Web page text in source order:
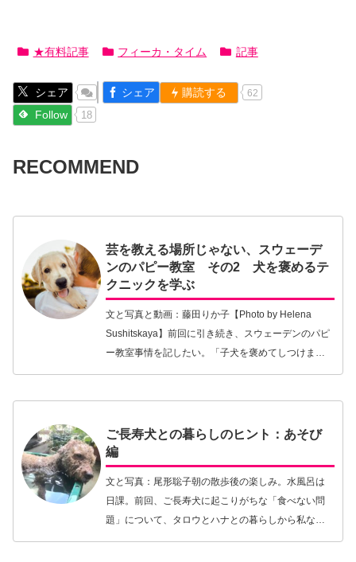
★有料記事 フィーカ・タイム 記事
シェア シェア 購読する 62
Follow 18
RECOMMEND
芸を教える場所じゃない、スウェーデ
ンのパピー教室 その2 犬を褒めるテ
クニックを学ぶ
文と写真と動画：藤田りか子【Photo by Helena
Sushitskaya】前回に引き続き、スウェーデンのパピ
ー教室事情を記したい。「子犬を褒めてしつけまし
ょう」とはよく言うものだが、経験者ならまだし
ご長寿犬との暮らしのヒント：あそび
編
文と写真：尾形聡子朝の散歩後の楽しみ。水風呂は
日課。前回、ご長寿犬に起こりがちな「食べない問
題」について、タロウとハナとの暮らしから私なり
に得たヒントを皆さんにご紹介した。今回は、「あ